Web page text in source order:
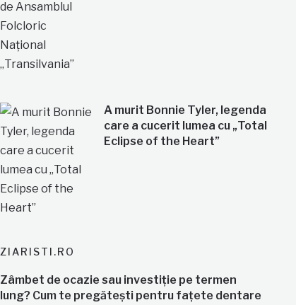
A murit Bonnie Tyler, legenda
care a cucerit lumea cu „Total
Eclipse of the Heart”
ZIARISTI.RO
Zâmbet de ocazie sau investiție pe termen
lung? Cum te pregătești pentru fațete dentare